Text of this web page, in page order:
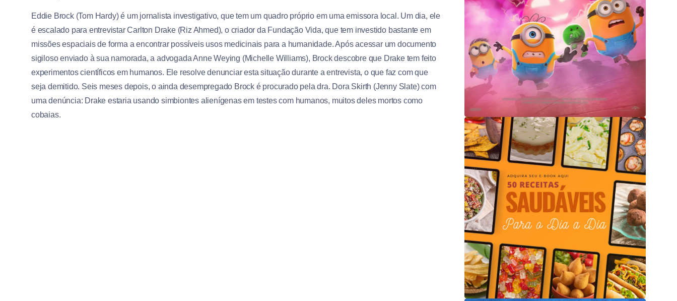
Eddie Brock (Tom Hardy) é um jornalista investigativo, que tem um quadro próprio em uma emissora local. Um dia, ele
é escalado para entrevistar Carlton Drake (Riz Ahmed), o criador da Fundação Vida, que tem investido bastante em
missões espaciais de forma a encontrar possíveis usos medicinais para a humanidade. Após acessar um documento
sigiloso enviado à sua namorada, a advogada Anne Weying (Michelle Williams), Brock descobre que Drake tem feito
experimentos científicos em humanos. Ele resolve denunciar esta situação durante a entrevista, o que faz com que
seja demitido. Seis meses depois, o ainda desempregado Brock é procurado pela dra. Dora Skirth (Jenny Slate) com
uma denúncia: Drake estaria usando simbiontes alienígenas em testes com humanos, muitos deles mortos como
cobaias.